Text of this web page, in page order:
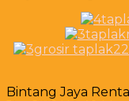
Bintang Jaya